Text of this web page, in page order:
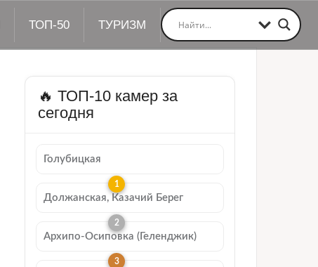
ТОП-50 ТУРИЗМ
🔥 ТОП-10 камер за
сегодня
Голубицкая
Должанская, Казачий Берег
Архипо-Осиповка (Геленджик)